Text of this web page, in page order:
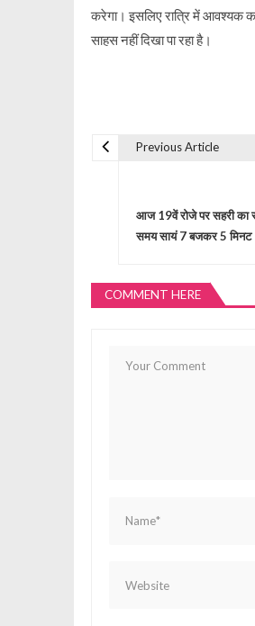
करेगा। इसलिए रात्रि में आवश्यक
साहस नहीं दिखा पा रहा है।
t
Previous Article
आज 19वें रोजे पर सहरी का
समय सायं 7 बजकर 5 मिनट
COMMENT HERE